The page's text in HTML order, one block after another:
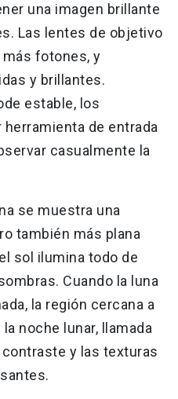
una imagen brillante
Las lentes de objetivo
fotones, y
y brillantes.
estable, los
de entrada
casualmente la
se muestra una
también más plana
sol ilumina todo de
Cuando la luna
la región cercana a
noche lunar, llamada
y las texturas